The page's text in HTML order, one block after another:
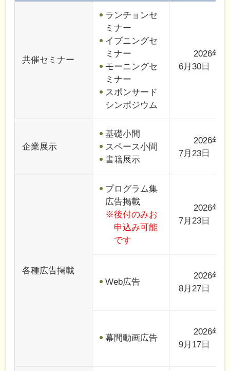
共催セミナー
ランチョンセ
ミナー
イブニングセ
ミナー
モーニングセ
ミナー
スポンサード
シンポジウム
2026年
6月30日（火
企業展示
基礎小間
スペース小間
書籍展示
2026年
7月23日（木
各種広告掲載
プログラム集
広告掲載
※後付のみお
申込み可能
です
2026年
7月23日（木
Web広告
2026年
8月27日（木
幕間動画広告
2026年
9月17日（木